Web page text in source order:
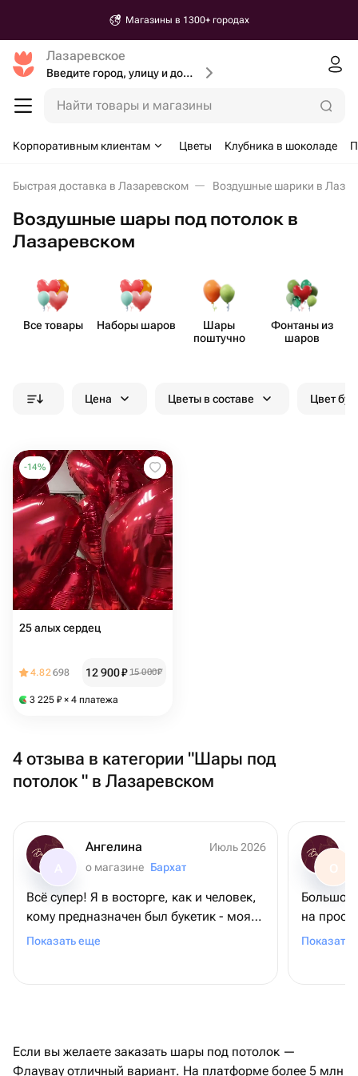
Магазины в 1300+ городах
Лазаревское
Введите город, улицу и дом доставки
Найти товары и магазины
Корпоративным клиентам Цветы Клубника в шоколаде
Быстрая доставка в Лазаревском Воздушные шарики в
Воздушные шары под потолок в
Лазаревском
Все товары Наборы шаров
Шары
поштучно
Фонтаны из
шаров
Цена Цветы в составе Цвет
-14%
25 алых сердец
4.82698 12 900₽ 15 000₽
3 225 ₽ × 4 платежа
4 отзыва в категории "Шары под
потолок " в Лазаревском
Ангелина
Июль 2026
о магазине Бархат
Всё супер! Я в восторге, как и человек,
кому предназначен был букетик - моя
мамочка. Во-первых, цветы
Показать еще
О
Большое
на
Показать
Если вы желаете заказать шары под потолок —
Флаувау отличный вариант. На платформе более 5 млн